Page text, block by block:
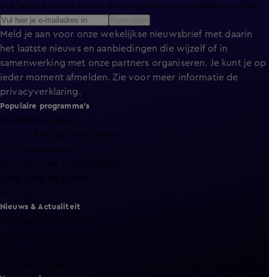
het laatste nieuws over de programma’s en series op KIJK.
Meld je aan voor onze wekelijkse nieuwsbrief met daarin
het laatste nieuws en aanbiedingen die wijzelf of in
samenwerking met onze partners organiseren. Je kunt je op
ieder moment afmelden. Zie voor meer informatie de
privacyverklaring.
Populaire programma's
De Bondgenoten
A.S.S. - Anti Survival Show
De Oranjezomer
Mi Dushi: wat is dan liefde?
Lang Leve de Liefde
Nieuws & Actualiteit